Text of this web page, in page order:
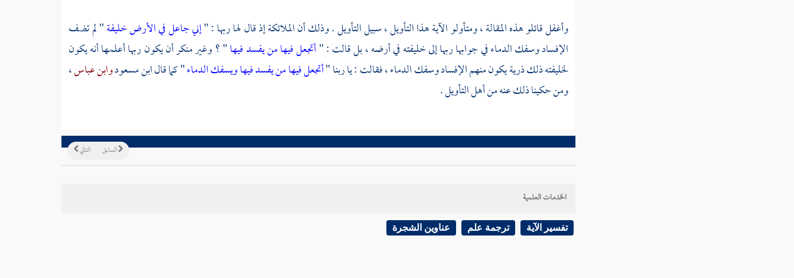
وأغفل قائلو هذه المقالة ، ومتأولو الآية هذا التأويل ، سبيل التأويل . وذلك أن الملائكة إذ قال لها ربها : "إني جاعل في الأرض خليفة" لم تضف
الإفساد وسفك الدماء في جوابها ربها إلى خليفته في أرضه ، بل قالت : "أتجعل فيها من يفسد فيها" ؟ وغير منكر أن يكون ربها أعلمها أنه يكون
لخليفته ذلك ذرية يكون منهم الإفساد وسفك الدماء ، فقالت : يا ربنا "أتجعل فيها من يفسد فيها ويسفك الدماء" كما قالابن مسعودوابن عباس،
ومن حكينا ذلك عنه من أهل التأويل .
التالي السابق
الخدمات العلمية
تفسير الآية ترجمة علم عناوين الشجرة